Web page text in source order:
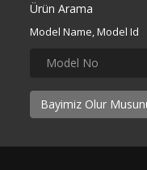
Ürün Arama
Model Name, Model Id
Bayimiz Olur